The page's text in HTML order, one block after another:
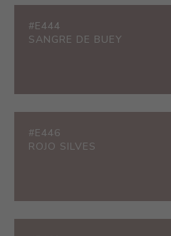
#E444
SANGRE DE BUEY
#E446
ROJO SILVES